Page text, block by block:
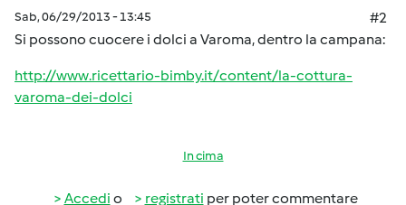
Sab, 06/29/2013 - 13:45
#2
Si possono cuocere i dolci a Varoma, dentro la campana:
http://www.ricettario-bimby.it/content/la-cottura-
varoma-dei-dolci
In cima
Accedi o registrati per poter commentare